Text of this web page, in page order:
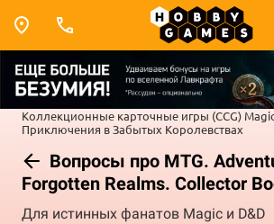
Коллекционные карточные игры (CCG)
Приключения в Забытых Королевствах
Вопросы про MTG.
Forgotten Realms. Collector
Для истинных фанатов Magic и D&D